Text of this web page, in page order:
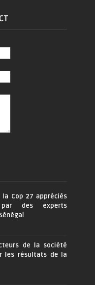
Cop 27 appréciés
par des experts
de la société
les résultats de la